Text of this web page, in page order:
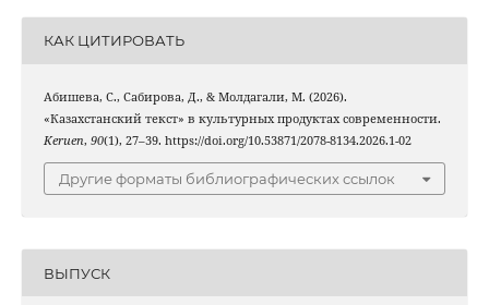
КАК ЦИТИРОВАТЬ
Абишева, С., Сабирова, Д., & Молдагали, М. (2026).
«Казахстанский текст» в культурных продуктах современности.
Keruen, 90(1), 27–39. https://doi.org/10.53871/2078-8134.2026.1-02
Другие форматы библиографических ссылок
ВЫПУСК